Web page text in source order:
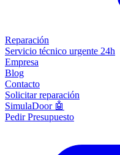
Reparación
Servicio técnico urgente 24h
Empresa
Blog
Contacto
Solicitar reparación
SimulaDoor 🤖
Pedir Presupuesto